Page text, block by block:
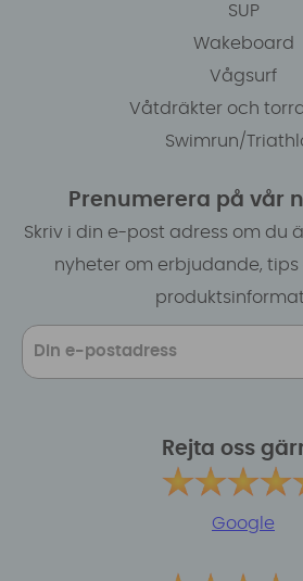
SUP
Wakeboard
Vågsurf
Våtdräkter och
Swimrun/
Prenumerera på vår
Skriv i din e-post adress om du
nyheter om erbjudande,
Rejta oss
Google